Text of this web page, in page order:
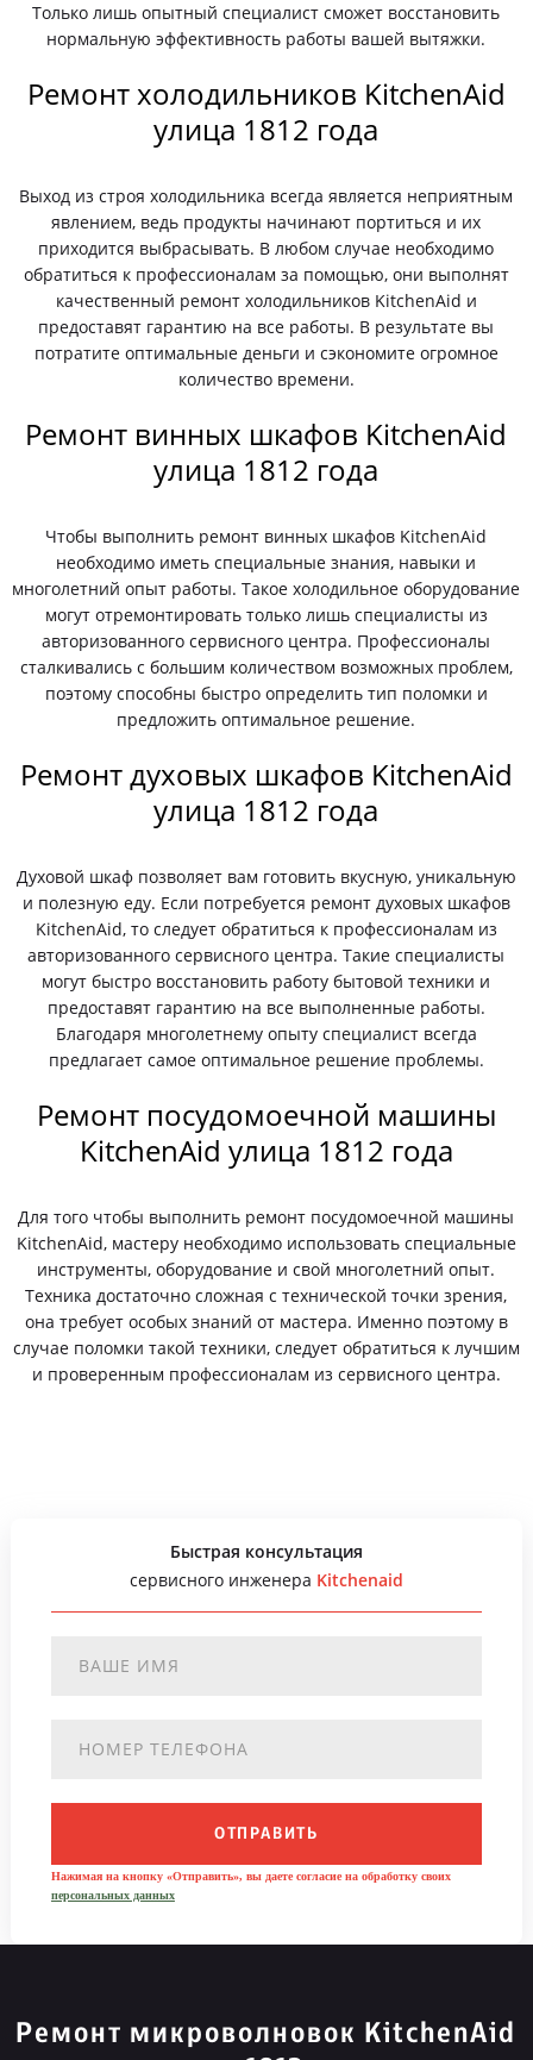
Только лишь опытный специалист сможет восстановить
нормальную эффективность работы вашей вытяжки.
Ремонт холодильников KitchenAid
улица 1812 года
Выход из строя холодильника всегда является неприятным
явлением, ведь продукты начинают портиться и их
приходится выбрасывать. В любом случае необходимо
обратиться к профессионалам за помощью, они выполнят
качественный ремонт холодильников KitchenAid и
предоставят гарантию на все работы. В результате вы
потратите оптимальные деньги и сэкономите огромное
количество времени.
Ремонт винных шкафов KitchenAid
улица 1812 года
Чтобы выполнить ремонт винных шкафов KitchenAid
необходимо иметь специальные знания, навыки и
многолетний опыт работы. Такое холодильное оборудование
могут отремонтировать только лишь специалисты из
авторизованного сервисного центра. Профессионалы
сталкивались с большим количеством возможных проблем,
поэтому способны быстро определить тип поломки и
предложить оптимальное решение.
Ремонт духовых шкафов KitchenAid
улица 1812 года
Духовой шкаф позволяет вам готовить вкусную, уникальную
и полезную еду. Если потребуется ремонт духовых шкафов
KitchenAid, то следует обратиться к профессионалам из
авторизованного сервисного центра. Такие специалисты
могут быстро восстановить работу бытовой техники и
предоставят гарантию на все выполненные работы.
Благодаря многолетнему опыту специалист всегда
предлагает самое оптимальное решение проблемы.
Ремонт посудомоечной машины
KitchenAid улица 1812 года
Для того чтобы выполнить ремонт посудомоечной машины
KitchenAid, мастеру необходимо использовать специальные
инструменты, оборудование и свой многолетний опыт.
Техника достаточно сложная с технической точки зрения,
она требует особых знаний от мастера. Именно поэтому в
случае поломки такой техники, следует обратиться к лучшим
и проверенным профессионалам из сервисного центра.
Быстрая консультация
сервисного инженера Kitchenaid
ОТПРАВИТЬ
Нажимая на кнопку «Отправить», вы даете согласие на обработку своих
персональных данных
Ремонт микроволновок KitchenAid